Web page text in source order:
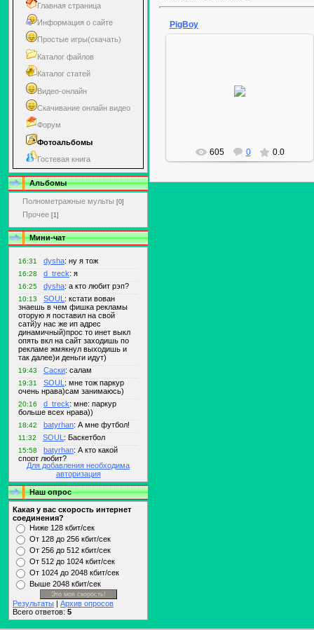
Главная страница
Информация о сайте
Простые игры(скачать)
Каталог файлов
Каталог статей
Видео-онлайн
Скачивание онлайн видео
Форум
Фотоальбомы
Гостевая книга
Альбомы
Полнометражные мульты [0]
Прочее [1]
Мини-чат
Для добавления необходима
авторизация
Наш опрос
Какая у вас скорость интернет
соединения?
Ниже 128 кбит/сек
От 128 до 256 кбит/сек
От 256 до 512 кбит/сек
От 512 до 1024 кбит/сек
От 1024 до 2048 кбит/сек
Выше 2048 кбит/сек
Результаты | Архив опросов
Всего ответов: 5
PigBoy
605 0 0.0